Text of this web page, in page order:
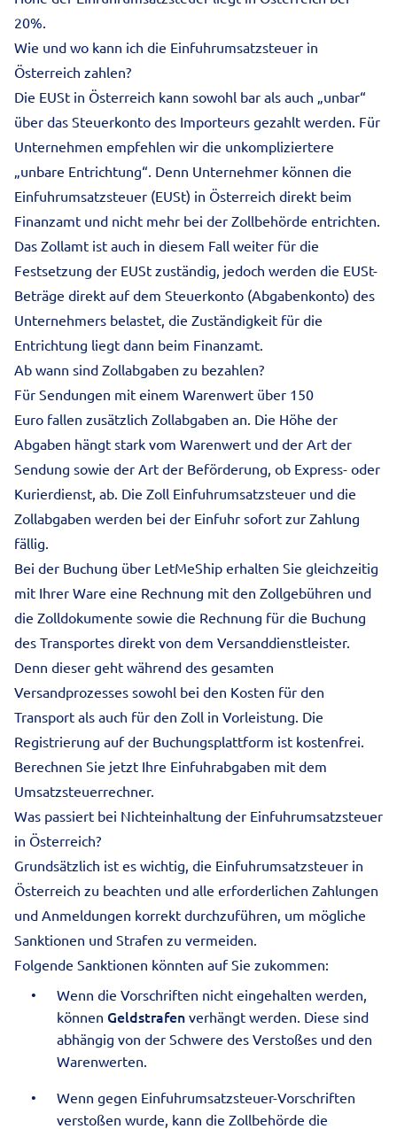
20%.
Wie und wo kann ich die Einfuhrumsatzsteuer in
Österreich zahlen?
Die EUSt in Österreich kann sowohl bar als auch „unbar“
über das Steuerkonto des Importeurs gezahlt werden. Für
Unternehmen empfehlen wir die unkompliziertere
„unbare Entrichtung“. Denn Unternehmer können die
Einfuhrumsatzsteuer (EUSt) in Österreich direkt beim
Finanzamt und nicht mehr bei der Zollbehörde entrichten.
Das Zollamt ist auch in diesem Fall weiter für die
Festsetzung der EUSt zuständig, jedoch werden die EUSt-
Beträge direkt auf dem Steuerkonto (Abgabenkonto) des
Unternehmers belastet, die Zuständigkeit für die
Entrichtung liegt dann beim Finanzamt.
Ab wann sind Zollabgaben zu bezahlen?
Für Sendungen mit einem Warenwert über 150
Euro fallen zusätzlich Zollabgaben an. Die Höhe der
Abgaben hängt stark vom Warenwert und der Art der
Sendung sowie der Art der Beförderung, ob Express- oder
Kurierdienst, ab. Die Zoll Einfuhrumsatzsteuer und die
Zollabgaben werden bei der Einfuhr sofort zur Zahlung
fällig.
Bei der Buchung über LetMeShip erhalten Sie gleichzeitig
mit Ihrer Ware eine Rechnung mit den Zollgebühren und
die Zolldokumente sowie die Rechnung für die Buchung
des Transportes direkt von dem Versanddienstleister.
Denn dieser geht während des gesamten
Versandprozesses sowohl bei den Kosten für den
Transport als auch für den Zoll in Vorleistung. Die
Registrierung auf der Buchungsplattform ist kostenfrei.
Berechnen Sie jetzt Ihre Einfuhrabgaben mit dem
Umsatzsteuerrechner.
Was passiert bei Nichteinhaltung der Einfuhrumsatzsteuer
in Österreich?
Grundsätzlich ist es wichtig, die Einfuhrumsatzsteuer in
Österreich zu beachten und alle erforderlichen Zahlungen
und Anmeldungen korrekt durchzuführen, um mögliche
Sanktionen und Strafen zu vermeiden.
Folgende Sanktionen könnten auf Sie zukommen:
Wenn die Vorschriften nicht eingehalten werden,
können Geldstrafen verhängt werden. Diese sind
abhängig von der Schwere des Verstoßes und den
Warenwerten.
Wenn gegen Einfuhrumsatzsteuer-Vorschriften
verstoßen wurde, kann die Zollbehörde die